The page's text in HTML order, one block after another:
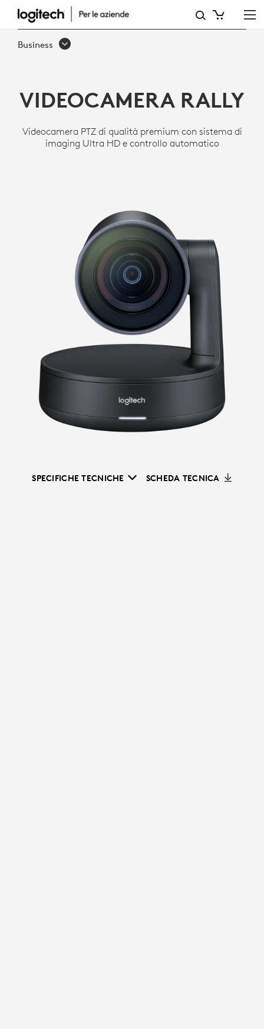
VIDEOCAMERA
PTZ
RALLY
PER
SALE
Business
VIDEOCAMERA RALLY
Videocamera PTZ di qualità premium con sistema di
imaging Ultra HD e controllo automatico
SPECIFICHE TECNICHE SCHEDA TECNICA